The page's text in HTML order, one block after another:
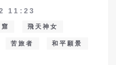
11:23
飛天神女
苦旅者 和平願景